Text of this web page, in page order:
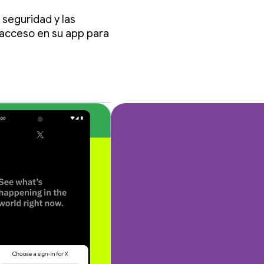
y las
en su app para